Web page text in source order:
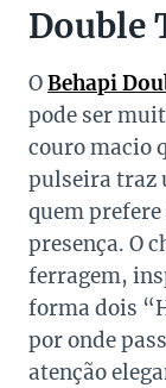
Double
OBehapi
pode ser
couro macio
pulseira traz
quem
presença. O
ferragem,
forma dois
por onde
atenção